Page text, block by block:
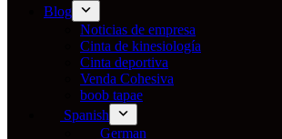
Blog
Noticias de empresa
Cinta de kinesiología
Cinta deportiva
Venda Cohesiva
boob tapae
Spanish
German